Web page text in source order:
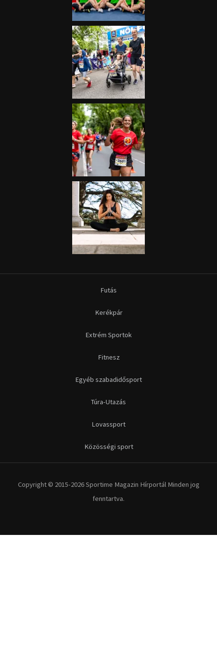
Futás
Kerékpár
Extrém Sportok
Fitnesz
Egyéb szabadidősport
Túra-Utazás
Lovassport
Közösségi sport
Copyright © 2015-2026 Sportime Magazin Hírportál Minden jog
fenntartva.